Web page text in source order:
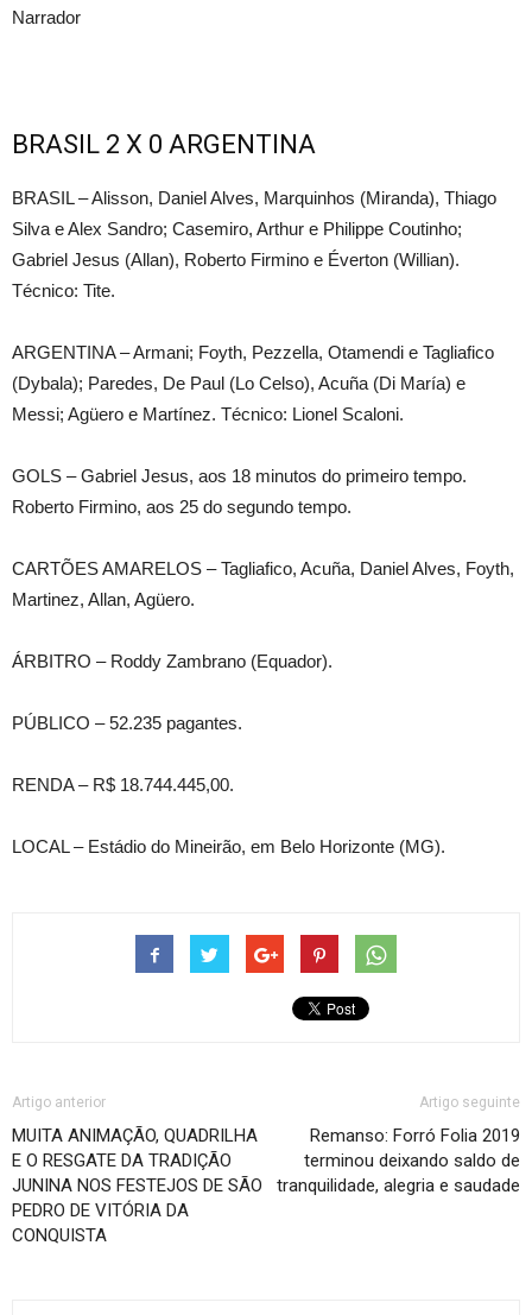
BRASIL 2 X 0 ARGENTINA
BRASIL – Alisson, Daniel Alves, Marquinhos (Miranda), Thiago
Silva e Alex Sandro; Casemiro, Arthur e Philippe Coutinho;
Gabriel Jesus (Allan), Roberto Firmino e Éverton (Willian).
Técnico: Tite.
ARGENTINA – Armani; Foyth, Pezzella, Otamendi e Tagliafico
(Dybala); Paredes, De Paul (Lo Celso), Acuña (Di María) e
Messi; Agüero e Martínez. Técnico: Lionel Scaloni.
GOLS – Gabriel Jesus, aos 18 minutos do primeiro tempo.
Roberto Firmino, aos 25 do segundo tempo.
CARTÕES AMARELOS – Tagliafico, Acuña, Daniel Alves, Foyth,
Martinez, Allan, Agüero.
ÁRBITRO – Roddy Zambrano (Equador).
PÚBLICO – 52.235 pagantes.
RENDA – R$ 18.744.445,00.
LOCAL – Estádio do Mineirão, em Belo Horizonte (MG).
Artigo anterior
MUITA ANIMAÇÃO, QUADRILHA
E O RESGATE DA TRADIÇÃO
JUNINA NOS FESTEJOS DE SÃO
PEDRO DE VITÓRIA DA
CONQUISTA
Artigo seguinte
Remanso: Forró Folia 2019
terminou deixando saldo de
tranquilidade, alegria e saudade